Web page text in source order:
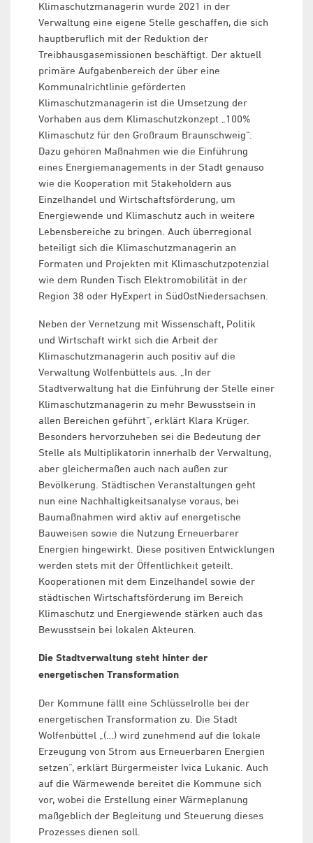
Klimaschutzmanagerin wurde 2021 in der
Verwaltung eine eigene Stelle geschaffen, die sich
hauptberuflich mit der Reduktion der
Treibhausgasemissionen beschäftigt. Der aktuell
primäre Aufgabenbereich der über eine
Kommunalrichtlinie geförderten
Klimaschutzmanagerin ist die Umsetzung der
Vorhaben aus dem Klimaschutzkonzept „100%
Klimaschutz für den Großraum Braunschweig“.
Dazu gehören Maßnahmen wie die Einführung
eines Energiemanagements in der Stadt genauso
wie die Kooperation mit Stakeholdern aus
Einzelhandel und Wirtschaftsförderung, um
Energiewende und Klimaschutz auch in weitere
Lebensbereiche zu bringen. Auch überregional
beteiligt sich die Klimaschutzmanagerin an
Formaten und Projekten mit Klimaschutzpotenzial
wie dem Runden Tisch Elektromobilität in der
Region 38 oder HyExpert in SüdOstNiedersachsen.
Neben der Vernetzung mit Wissenschaft, Politik
und Wirtschaft wirkt sich die Arbeit der
Klimaschutzmanagerin auch positiv auf die
Verwaltung Wolfenbüttels aus. „In der
Stadtverwaltung hat die Einführung der Stelle einer
Klimaschutzmanagerin zu mehr Bewusstsein in
allen Bereichen geführt“, erklärt Klara Krüger.
Besonders hervorzuheben sei die Bedeutung der
Stelle als Multiplikatorin innerhalb der Verwaltung,
aber gleichermaßen auch nach außen zur
Bevölkerung. Städtischen Veranstaltungen geht
nun eine Nachhaltigkeitsanalyse voraus, bei
Baumaßnahmen wird aktiv auf energetische
Bauweisen sowie die Nutzung Erneuerbarer
Energien hingewirkt. Diese positiven Entwicklungen
werden stets mit der Öffentlichkeit geteilt.
Kooperationen mit dem Einzelhandel sowie der
städtischen Wirtschaftsförderung im Bereich
Klimaschutz und Energiewende stärken auch das
Bewusstsein bei lokalen Akteuren.
Die Stadtverwaltung steht hinter der
energetischen Transformation
Der Kommune fällt eine Schlüsselrolle bei der
energetischen Transformation zu. Die Stadt
Wolfenbüttel „(…) wird zunehmend auf die lokale
Erzeugung von Strom aus Erneuerbaren Energien
setzen“, erklärt Bürgermeister Ivica Lukanic. Auch
auf die Wärmewende bereitet die Kommune sich
vor, wobei die Erstellung einer Wärmeplanung
maßgeblich der Begleitung und Steuerung dieses
Prozesses dienen soll.